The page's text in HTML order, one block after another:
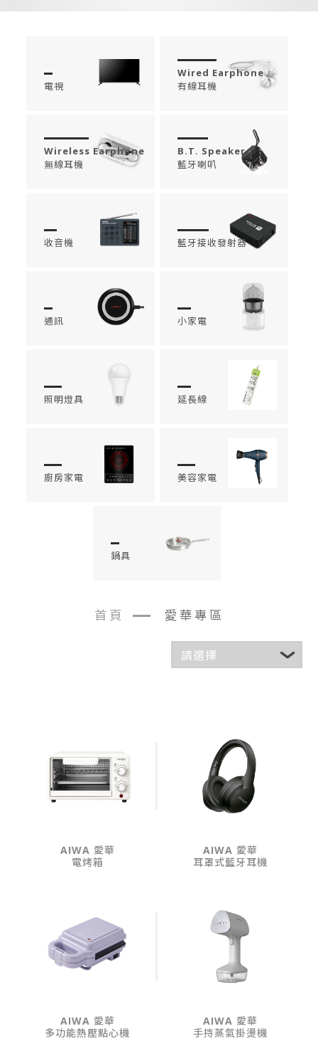
電視
Wired Earphone
有線耳機
Wireless Earphone
無線耳機
B.T. Speaker
藍牙喇叭
收音機 藍牙接收發射器
通訊 小家電
照明燈具 延長線
廚房家電 美容家電
鍋具
首頁 愛華專區
AIWA 愛華
電烤箱
AIWA 愛華
耳罩式藍牙耳機
AIWA 愛華
多功能熱壓點心機
AIWA 愛華
手持蒸氣掛燙機